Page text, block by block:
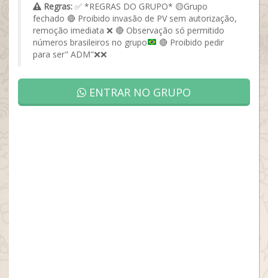
Regras: ✅ *REGRAS DO GRUPO* 🟡Grupo
fechado 🔴 Proibido invasão de PV sem autorização,
remoção imediata ❌ 🔴 Observação só permitido
números brasileiros no grupo
🔴 Proibido pedir
para ser" ADM"❌❌
ENTRAR NO GRUPO